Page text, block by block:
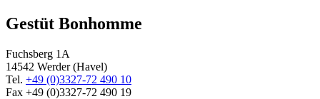
Gestüt Bonhomme
Fuchsberg 1A
14542 Werder (Havel)
Tel. +49 (0)3327-72 490 10
Fax +49 (0)3327-72 490 19